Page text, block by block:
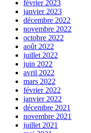
février 2023
janvier 2023
décembre 2022
novembre 2022
octobre 2022
août 2022
juillet 2022
juin 2022
avril 2022
mars 2022
février 2022
janvier 2022
décembre 2021
novembre 2021
juillet 2021